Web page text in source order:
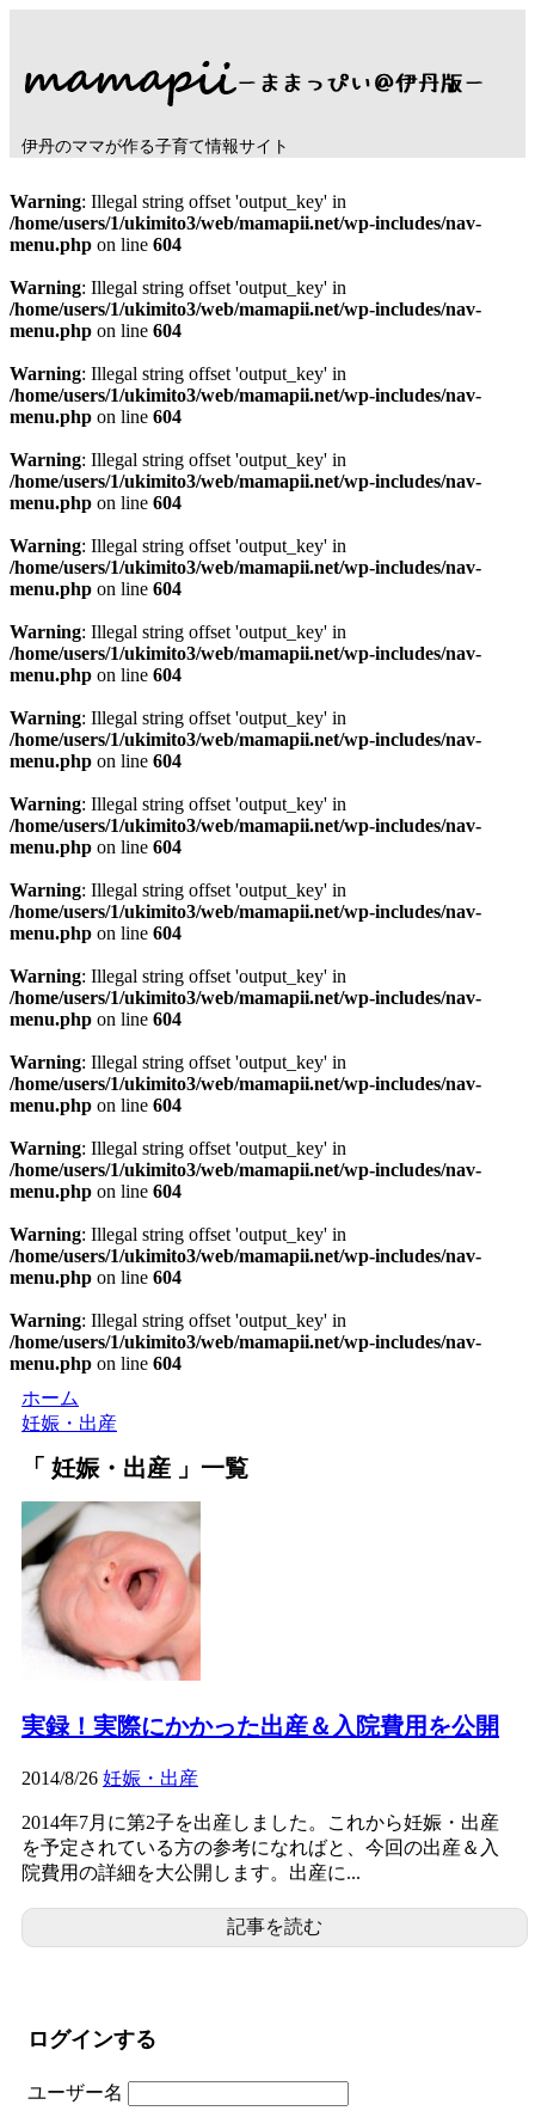
伊丹のママが作る子育て情報サイト
Warning: Illegal string offset 'output_key' in
/home/users/1/ukimito3/web/mamapii.net/wp-includes/nav-
menu.php on line 604
Warning: Illegal string offset 'output_key' in
/home/users/1/ukimito3/web/mamapii.net/wp-includes/nav-
menu.php on line 604
Warning: Illegal string offset 'output_key' in
/home/users/1/ukimito3/web/mamapii.net/wp-includes/nav-
menu.php on line 604
Warning: Illegal string offset 'output_key' in
/home/users/1/ukimito3/web/mamapii.net/wp-includes/nav-
menu.php on line 604
Warning: Illegal string offset 'output_key' in
/home/users/1/ukimito3/web/mamapii.net/wp-includes/nav-
menu.php on line 604
Warning: Illegal string offset 'output_key' in
/home/users/1/ukimito3/web/mamapii.net/wp-includes/nav-
menu.php on line 604
Warning: Illegal string offset 'output_key' in
/home/users/1/ukimito3/web/mamapii.net/wp-includes/nav-
menu.php on line 604
Warning: Illegal string offset 'output_key' in
/home/users/1/ukimito3/web/mamapii.net/wp-includes/nav-
menu.php on line 604
Warning: Illegal string offset 'output_key' in
/home/users/1/ukimito3/web/mamapii.net/wp-includes/nav-
menu.php on line 604
Warning: Illegal string offset 'output_key' in
/home/users/1/ukimito3/web/mamapii.net/wp-includes/nav-
menu.php on line 604
Warning: Illegal string offset 'output_key' in
/home/users/1/ukimito3/web/mamapii.net/wp-includes/nav-
menu.php on line 604
Warning: Illegal string offset 'output_key' in
/home/users/1/ukimito3/web/mamapii.net/wp-includes/nav-
menu.php on line 604
Warning: Illegal string offset 'output_key' in
/home/users/1/ukimito3/web/mamapii.net/wp-includes/nav-
menu.php on line 604
Warning: Illegal string offset 'output_key' in
/home/users/1/ukimito3/web/mamapii.net/wp-includes/nav-
menu.php on line 604
ホーム
妊娠・出産
妊娠・出産 一覧
実録！実際にかかった出産＆入院費用を公開
2014/8/26 妊娠・出産
2014年7月に第2子を出産しました。これから妊娠・出産
を予定されている方の参考になればと、今回の出産＆入
院費用の詳細を大公開します。出産に...
記事を読む
ログインする
ユーザー名